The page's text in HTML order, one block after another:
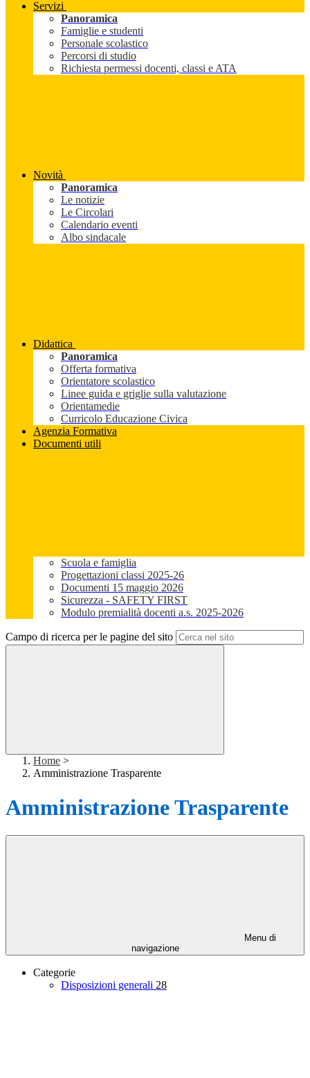
Servizi
Panoramica
Famiglie e studenti
Personale scolastico
Percorsi di studio
Richiesta permessi docenti, classi e ATA
Novità
Panoramica
Le notizie
Le Circolari
Calendario eventi
Albo sindacale
Didattica
Panoramica
Offerta formativa
Orientatore scolastico
Linee guida e griglie sulla valutazione
Orientamedie
Curricolo Educazione Civica
Agenzia Formativa
Documenti utili
Scuola e famiglia
Progettazioni classi 2025-26
Documenti 15 maggio 2026
Sicurezza - SAFETY FIRST
Modulo premialità docenti a.s. 2025-2026
Campo di ricerca per le pagine del sito
Home >
Amministrazione Trasparente
Amministrazione Trasparente
Menu di
navigazione
Categorie
Disposizioni generali 28